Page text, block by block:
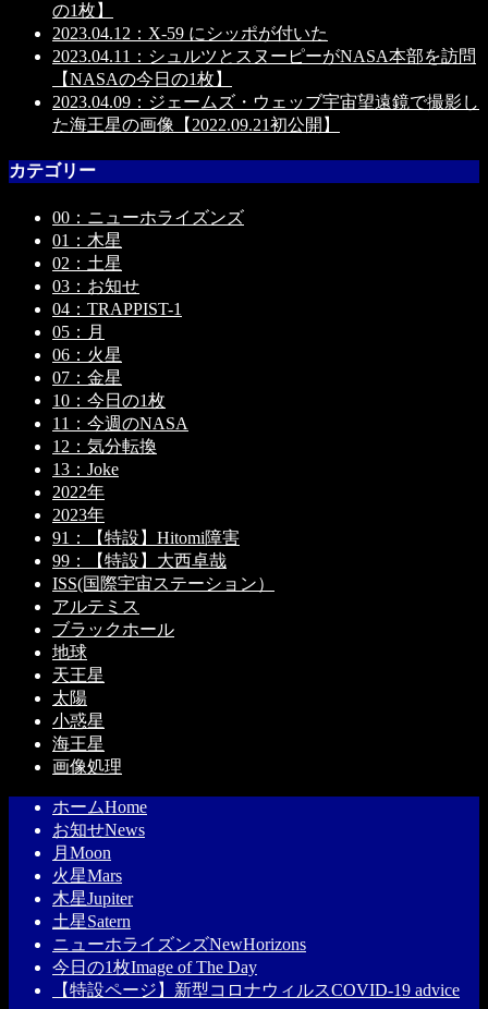
の1枚】
2023.04.12：X-59 にシッポが付いた
2023.04.11：シュルツとスヌーピーがNASA本部を訪問
【NASAの今日の1枚】
2023.04.09：ジェームズ・ウェッブ宇宙望遠鏡で撮影し
た海王星の画像【2022.09.21初公開】
カテゴリー
00：ニューホライズンズ
01：木星
02：土星
03：お知せ
04：TRAPPIST-1
05：月
06：火星
07：金星
10：今日の1枚
11：今週のNASA
12：気分転換
13：Joke
2022年
2023年
91：【特設】Hitomi障害
99：【特設】大西卓哉
ISS(国際宇宙ステーション）
アルテミス
ブラックホール
地球
天王星
太陽
小惑星
海王星
画像処理
ホームHome
お知せNews
月 Moon
火星Mars
木星Jupiter
土星Satern
ニューホライズンズNewHorizons
今日の1枚Image of The Day
【特設ページ】新型コロナウィルスCOVID-19 advice